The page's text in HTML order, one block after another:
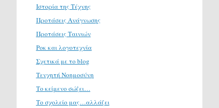
Ιστορία της Τέχνης
Προτάσεις Ανάγνωσης
Προτάσεις Ταινιών
Ροκ και λογοτεχνία
Σχετικά με το blog
Τενχητή Νοημοσύνη
Το κείμενο σώζει…
Το σχολείο μας…αλλάζει